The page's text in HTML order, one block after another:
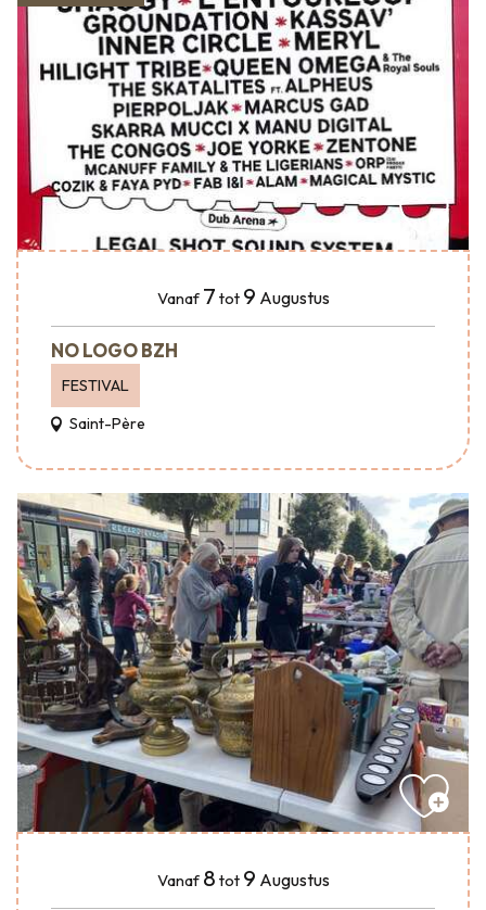
Vanaf 7 tot 9 Augustus
NO LOGO BZH
FESTIVAL
Saint-Père
Vanaf 8 tot 9 Augustus